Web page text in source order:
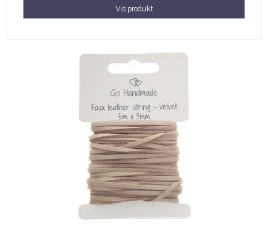
Vis produkt